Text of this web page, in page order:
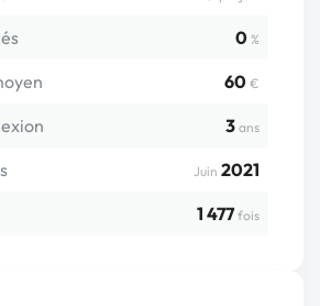
0 %
60 €
3 ans
Juin 2021
1 477 fois